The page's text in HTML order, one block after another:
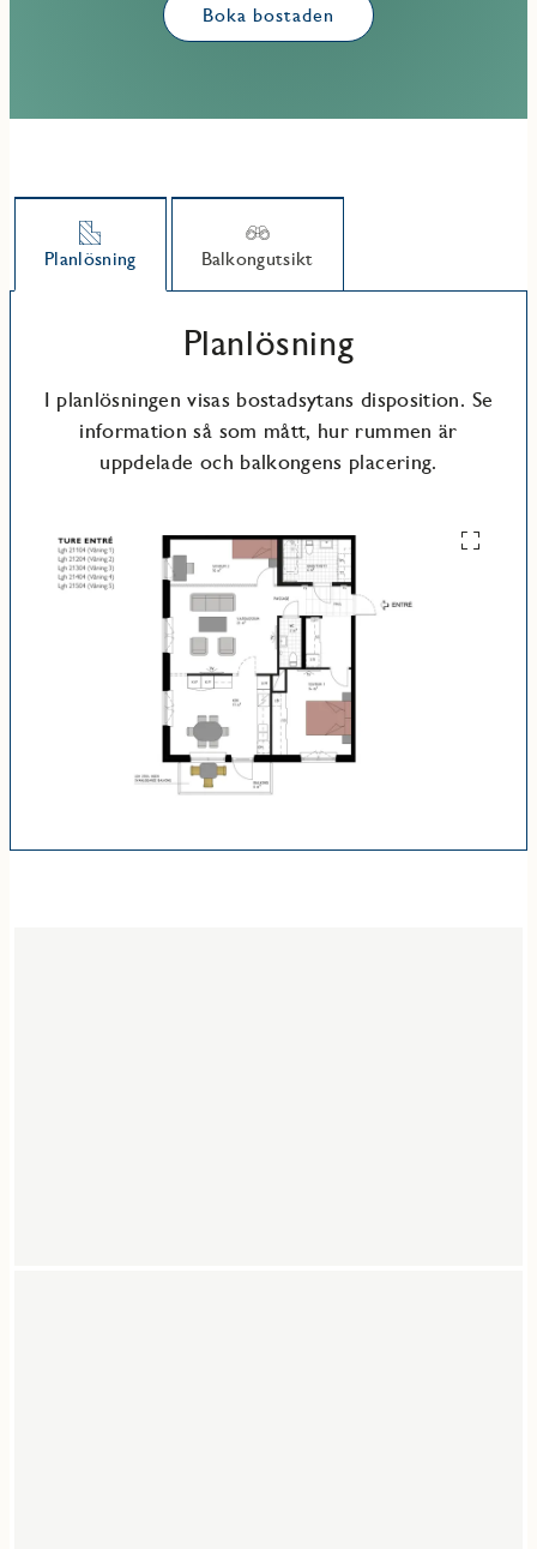
Boka bostaden
Planlösning Balkongutsikt
Planlösning
I planlösningen visas bostadsytans disposition. Se
information så som mått, hur rummen är
uppdelade och balkongens placering.
Se